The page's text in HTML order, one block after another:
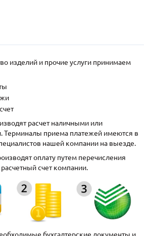
изделий и прочие услуги принимаем
расчет наличными или
Терминалы приема платежей имеются в
нашей компании на выезде.
оплату путем перечисления
счет компании.
бухгалтерские документы и